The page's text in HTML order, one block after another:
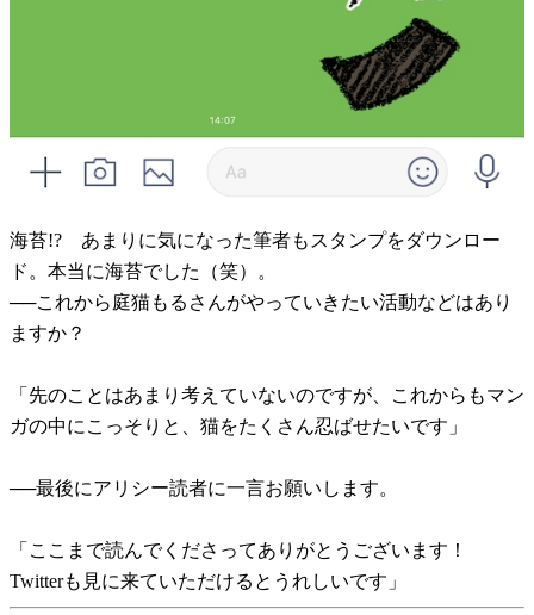
海苔!? あまりに気になった筆者もスタンプをダウンロー
ド。本当に海苔でした（笑）。
──これから庭猫もるさんがやっていきたい活動などはあり
ますか？
「先のことはあまり考えていないのですが、これからもマン
ガの中にこっそりと、猫をたくさん忍ばせたいです」
──最後にアリシー読者に一言お願いします。
「ここまで読んでくださってありがとうございます！
Twitterも見に来ていただけるとうれしいです」